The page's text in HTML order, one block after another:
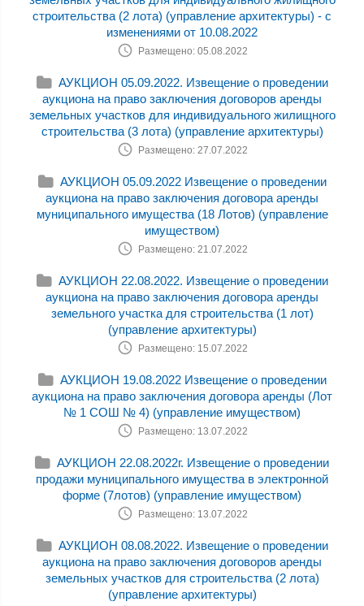
строительства (2 лота) (управление архитектуры) - с
изменениями от 10.08.2022
Размещено: 05.08.2022
АУКЦИОН 05.09.2022. Извещение о проведении
аукциона на право заключения договоров аренды
земельных участков для индивидуального жилищного
строительства (3 лота) (управление архитектуры)
Размещено: 27.07.2022
АУКЦИОН 05.09.2022 Извещение о проведении
аукциона на право заключения договора аренды
муниципального имущества (18 Лотов) (управление
имуществом)
Размещено: 21.07.2022
АУКЦИОН 22.08.2022. Извещение о проведении
аукциона на право заключения договора аренды
земельного участка для строительства (1 лот)
(управление архитектуры)
Размещено: 15.07.2022
АУКЦИОН 19.08.2022 Извещение о проведении
аукциона на право заключения договора аренды (Лот
№ 1 СОШ № 4) (управление имуществом)
Размещено: 13.07.2022
АУКЦИОН 22.08.2022г. Извещение о проведении
продажи муниципального имущества в электронной
форме (7лотов) (управление имуществом)
Размещено: 13.07.2022
АУКЦИОН 08.08.2022. Извещение о проведении
аукциона на право заключения договоров аренды
земельных участков для строительства (2 лота)
(управление архитектуры)